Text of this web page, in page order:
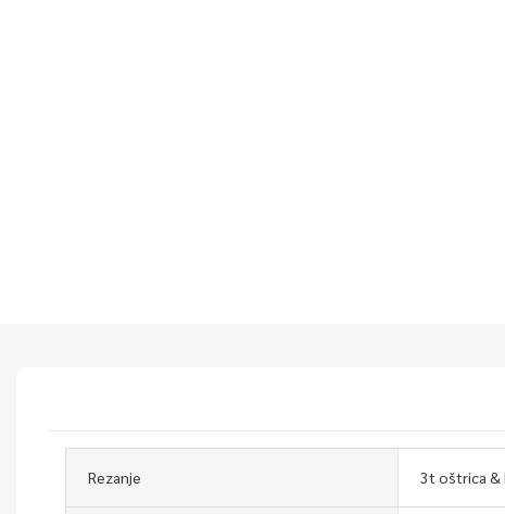
Rezanje 3t oštrica &